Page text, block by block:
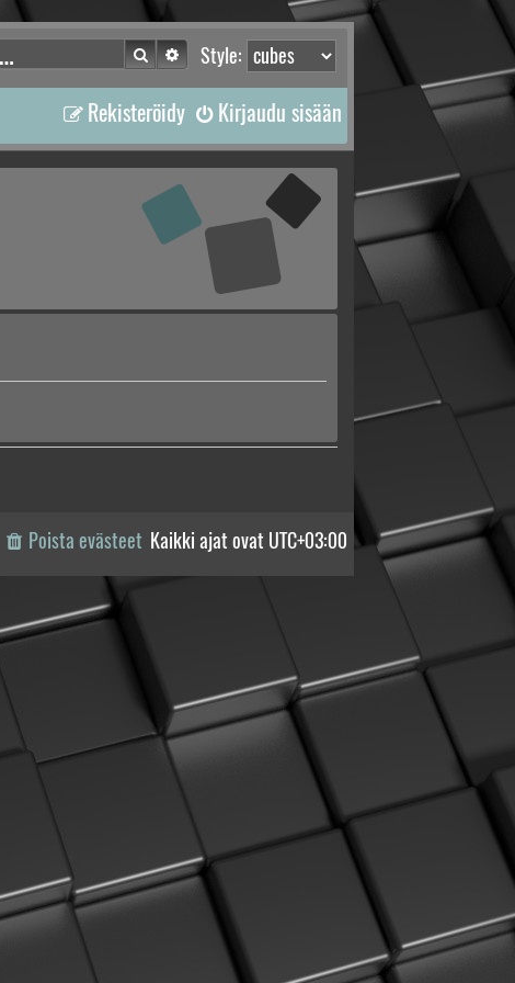
Style:
Etsi Tarkennettu haku
Kirjaudu sisään
Rekisteröidy
Kaikki ajat ovat UTC+03:00
Poista evästeet